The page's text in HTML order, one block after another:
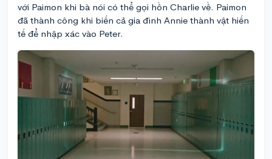
với Paimon khi bà nói có thể gọi hồn Charlie về. Paimon
đã thành công khi biến cả gia đình Annie thành vật hiến
tế để nhập xác vào Peter.